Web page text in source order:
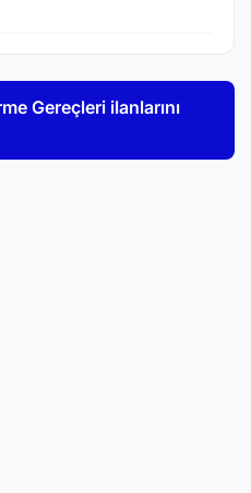
Gereçleri ilanlarını